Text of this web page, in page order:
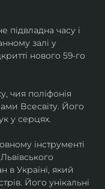
підвладна часу і
залі у
нового 59-го
чия поліфонія
Всесвіту. Його
у серцях.
інструменті
в Україні, який
Його унікальні